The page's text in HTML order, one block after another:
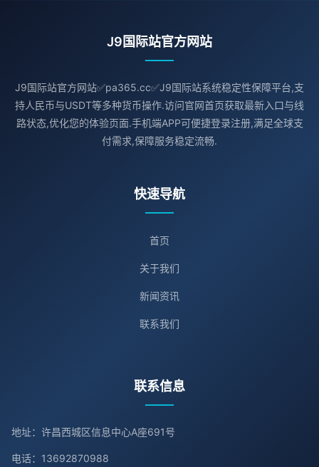
J9国际站官方网站
J9国际站官方网站✅pa365.cc✅J9国际站系统稳定性保障平台,支
持人民币与USDT等多种货币操作.访问官网首页获取最新入口与线
路状态,优化您的体验页面.手机端APP可便捷登录注册,满足全球支
付需求,保障服务稳定流畅.
快速导航
首页
关于我们
新闻资讯
联系我们
联系信息
地址：许昌西城区信息中心A座691号
电话：13692870988